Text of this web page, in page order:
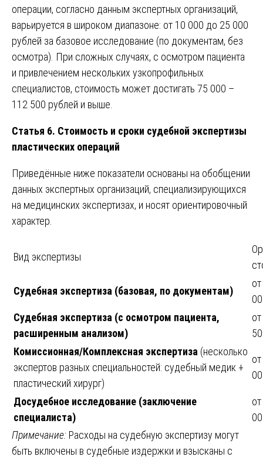
операции, согласно данным экспертных организаций,
варьируется в широком диапазоне: от 10 000 до 25 000
рублей за базовое исследование (по документам, без
осмотра). При сложных случаях, с осмотром пациента
и привлечением нескольких узкопрофильных
специалистов, стоимость может достигать 75 000 –
112 500 рублей и выше.
Статья 6. Стоимость и сроки судебной экспертизы
пластических операций
Приведённые ниже показатели основаны на обобщении
данных экспертных организаций, специализирующихся
на медицинских экспертизах, и носят ориентировочный
характер.
Вид экспертизы
Судебная экспертиза (базовая, по документам)
Судебная экспертиза (с осмотром пациента,
расширенным анализом)
Комиссионная/Комплексная экспертиза (несколько
экспертов разных специальностей: судебный медик +
пластический хирург)
Досудебное исследование (заключение
специалиста)
Примечание: Расходы на судебную экспертизу могут
быть включены в судебные издержки и взысканы с